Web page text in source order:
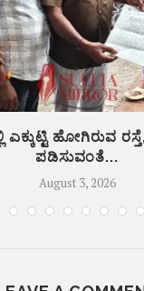
ಎಕ್ಕುಟ್ಟಿ ಹೋಗಿರುವ
ಪಡಿಸುವಂತೆ...
August 3, 2026